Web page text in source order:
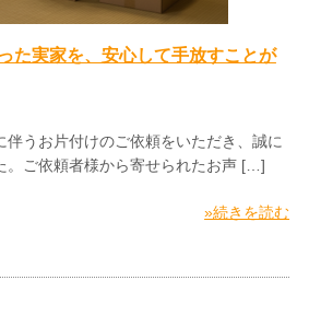
た実家を、安心して手放すことが
伴うお片付けのご依頼をいただき、誠に
。ご依頼者様から寄せられたお声 […]
»続きを読む